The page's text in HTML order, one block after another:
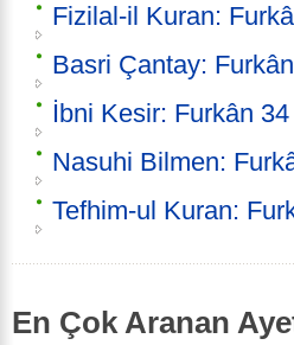
Fizilal-il Kuran:
Basri Çantay:
İbni Kesir: Furkân 34
Nasuhi Bilmen:
Tefhim-ul Kuran:
En Çok Aranan